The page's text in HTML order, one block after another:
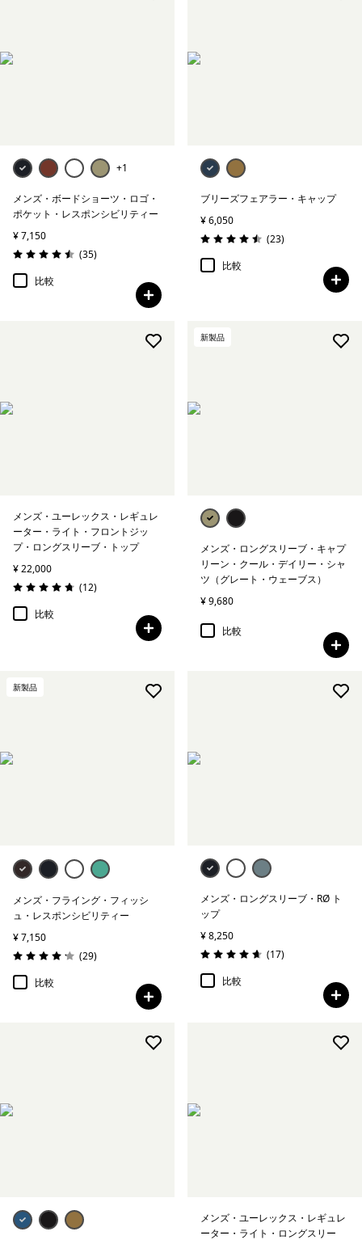
+1
メンズ・ボードショーツ・ロゴ・
ポケット・レスポンシビリティー
¥ 7,150
評価: 4.5 / 5
(35レビュー
)
比較
ブリーズフェアラー・キャップ
¥ 6,050
評価: 4.5 / 5
(23レビュー
)
比較
メンズ・ユーレックス・レギュレ
ーター・ライト・フロントジッ
プ・ロングスリーブ・トップ
¥ 22,000
評価: 4.8 / 5
(12レビュー
)
比較
新製品
メンズ・ロングスリーブ・キャプ
リーン・クール・デイリー・シャ
ツ（グレート・ウェーブス）
¥ 9,680
比較
新製品
メンズ・フライング・フィッシ
ュ・レスポンシビリティー
¥ 7,150
評価: 4.1 / 5
(29レビュー
)
比較
メンズ・ロングスリーブ・RØ ト
ップ
¥ 8,250
評価: 4.7 / 5
(17レビュー
)
比較
メンズ・ユーレックス・レギュレ
ーター・ライト・ロングスリー